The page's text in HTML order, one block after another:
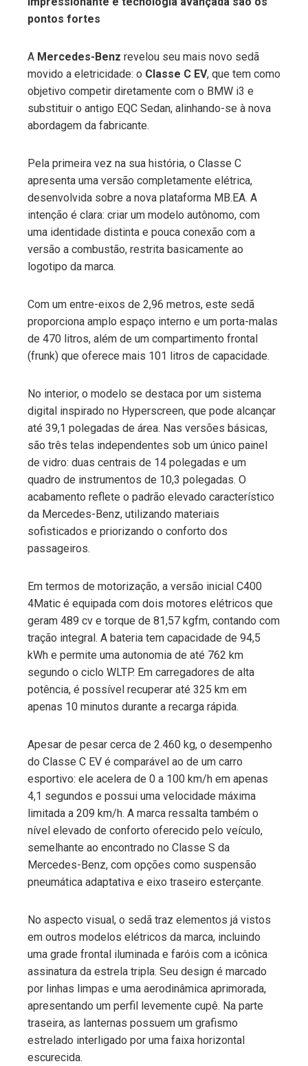
pontos fortes
A Mercedes-Benz revelou seu mais novo sedã
movido a eletricidade: o Classe C EV, que tem como
objetivo competir diretamente com o BMW i3 e
substituir o antigo EQC Sedan, alinhando-se à nova
abordagem da fabricante.
Pela primeira vez na sua história, o Classe C
apresenta uma versão completamente elétrica,
desenvolvida sobre a nova plataforma MB.EA. A
intenção é clara: criar um modelo autônomo, com
uma identidade distinta e pouca conexão com a
versão a combustão, restrita basicamente ao
logotipo da marca.
Com um entre-eixos de 2,96 metros, este sedã
proporciona amplo espaço interno e um porta-malas
de 470 litros, além de um compartimento frontal
(frunk) que oferece mais 101 litros de capacidade.
No interior, o modelo se destaca por um sistema
digital inspirado no Hyperscreen, que pode alcançar
até 39,1 polegadas de área. Nas versões básicas,
são três telas independentes sob um único painel
de vidro: duas centrais de 14 polegadas e um
quadro de instrumentos de 10,3 polegadas. O
acabamento reflete o padrão elevado característico
da Mercedes-Benz, utilizando materiais
sofisticados e priorizando o conforto dos
passageiros.
Em termos de motorização, a versão inicial C400
4Matic é equipada com dois motores elétricos que
geram 489 cv e torque de 81,57 kgfm, contando com
tração integral. A bateria tem capacidade de 94,5
kWh e permite uma autonomia de até 762 km
segundo o ciclo WLTP. Em carregadores de alta
potência, é possível recuperar até 325 km em
apenas 10 minutos durante a recarga rápida.
Apesar de pesar cerca de 2.460 kg, o desempenho
do Classe C EV é comparável ao de um carro
esportivo: ele acelera de 0 a 100 km/h em apenas
4,1 segundos e possui uma velocidade máxima
limitada a 209 km/h. A marca ressalta também o
nível elevado de conforto oferecido pelo veículo,
semelhante ao encontrado no Classe S da
Mercedes-Benz, com opções como suspensão
pneumática adaptativa e eixo traseiro esterçante.
No aspecto visual, o sedã traz elementos já vistos
em outros modelos elétricos da marca, incluindo
uma grade frontal iluminada e faróis com a icônica
assinatura da estrela tripla. Seu design é marcado
por linhas limpas e uma aerodinâmica aprimorada,
apresentando um perfil levemente cupê. Na parte
traseira, as lanternas possuem um grafismo
estrelado interligado por uma faixa horizontal
escurecida.